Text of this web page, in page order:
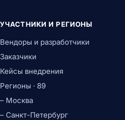
УЧАСТНИКИ И РЕГИОНЫ
Вендоры и разработчики
Заказчики
Кейсы внедрения
Регионы · 89
– Москва
– Санкт-Петербург